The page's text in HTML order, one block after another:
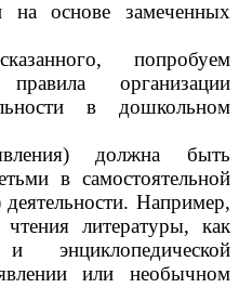
на основе замеченных
попробуем
организации
в дошкольном
должна быть
в самостоятельной
деятельности. Например,
литературы, как
энциклопедической
или необычном